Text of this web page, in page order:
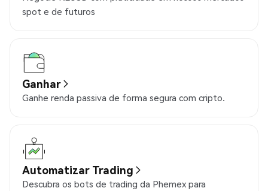
spot e de futuros
Ganhar
Ganhe renda passiva de forma segura com cripto.
Automatizar Trading
Descubra os bots de trading da Phemex para